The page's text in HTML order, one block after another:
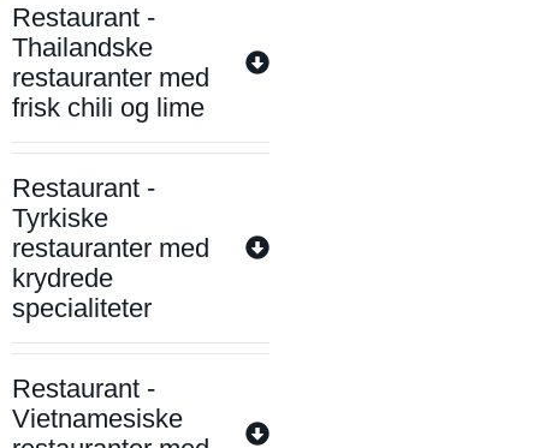
Restaurant -
Thailandske
restauranter med
frisk chili og lime
Restaurant -
Tyrkiske
restauranter med
krydrede
specialiteter
Restaurant -
Vietnamesiske